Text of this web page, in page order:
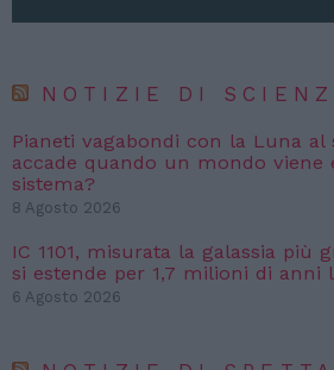
NOTIZIE DI
Pianeti vagabondi con la Luna al
accade quando un mondo viene
sistema?
8 Agosto 2026
IC 1101, misurata la galassia più
si estende per 1,7 milioni di anni
6 Agosto 2026